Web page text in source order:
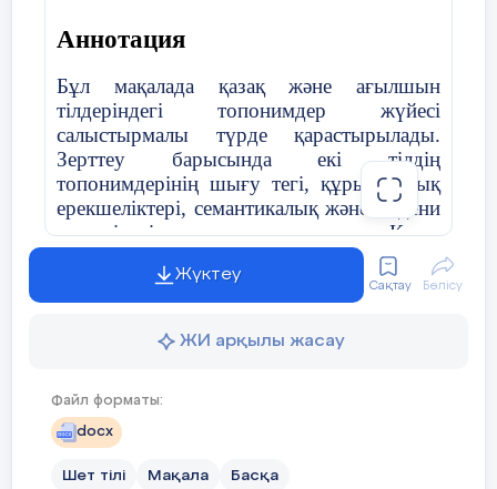
Аннотация
Бұл мақалада қазақ және ағылшын
тілдеріндегі топонимдер жүйесі
салыстырмалы түрде қарастырылады.
Зерттеу барысында екі тілдің
топонимдерінің шығу тегі, құрылымдық
ерекшеліктері, семантикалық және мәдени
аспектілері жан-жақты талданды. Қазақ
топонимдері табиғат құбылыстарымен,
тұрмыс-салтпен тығыз байланысты болса,
ағылшын топонимдерінде тарихи,
әлеуметтік және діни факторлар ерекше
орын алады. Мақалада екі халықтың
тарихи тағдырларының ерекшеліктері
топонимдік жүйелер арқылы ашып
көрсетіледі. Бұл зерттеу нәтижелері тіл
білімінің этнолингвистика және
Жүктеу
Сақтау Бөлісу
ЖИ арқылы жасау
Файл форматы:
docx
Шет тілі Мақала Басқа